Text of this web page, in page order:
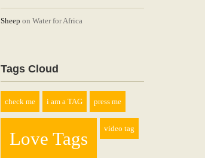
Sheep on Water for Africa
Tags Cloud
check me i am a TAG press me
Love Tags video tag